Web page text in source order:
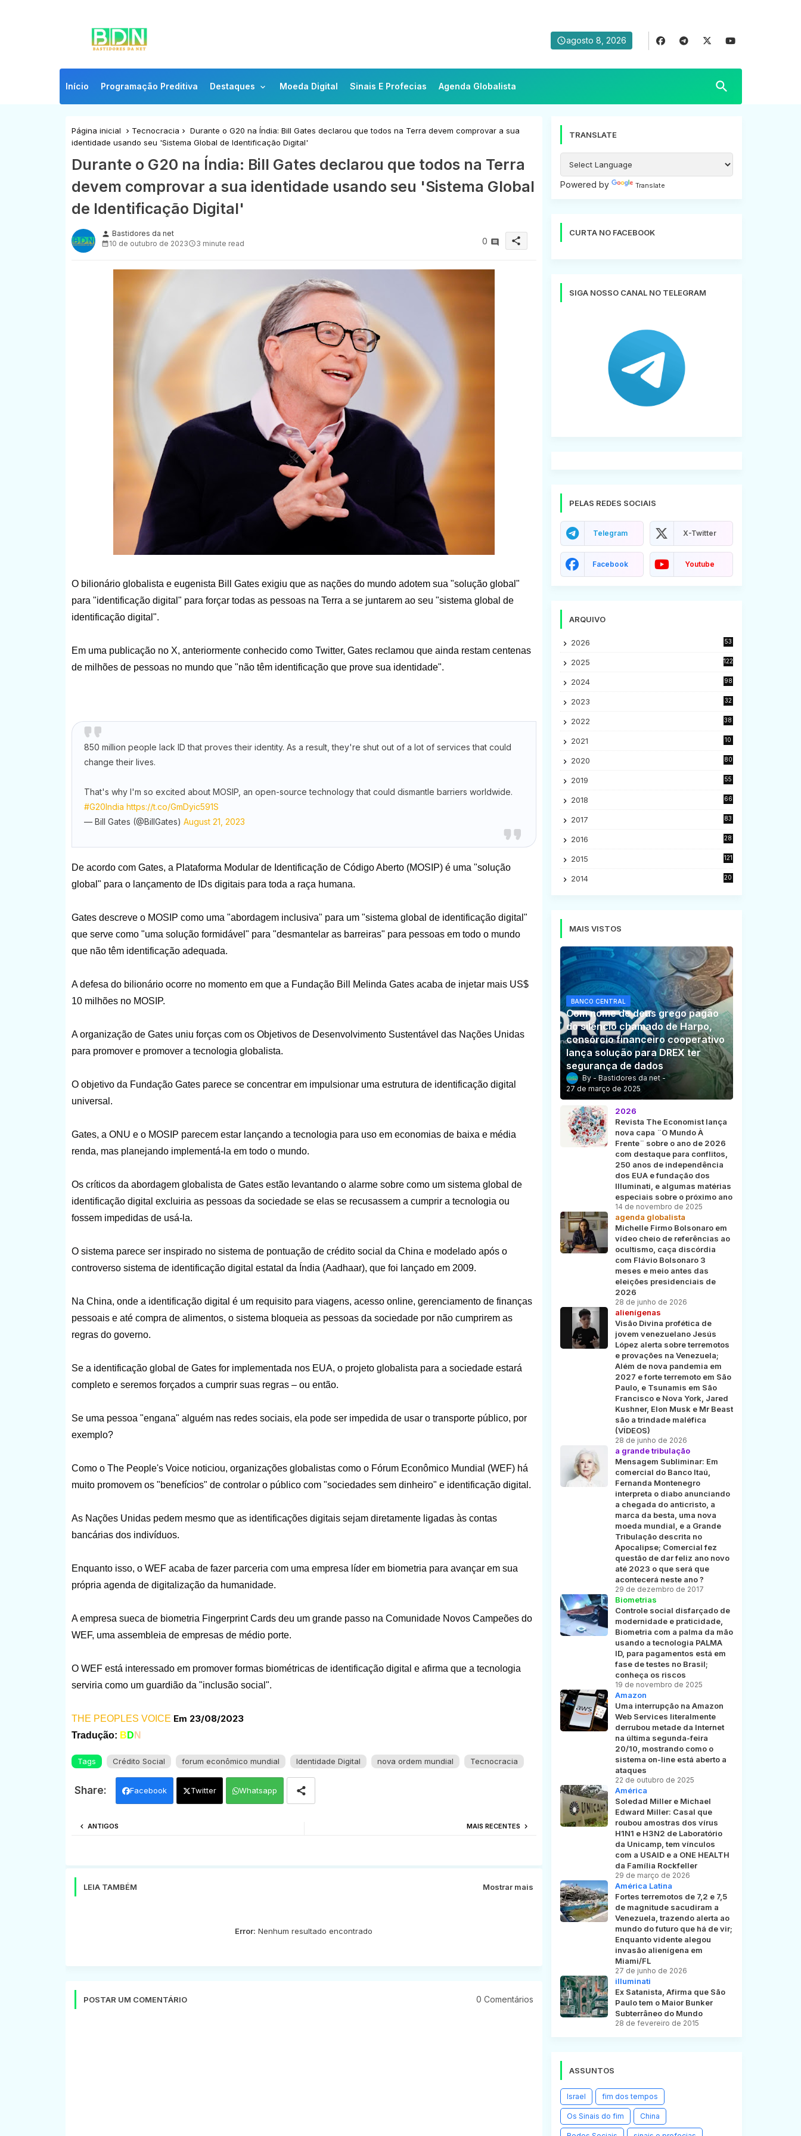
agosto 8, 2026
Início Programação Preditiva Destaques Moeda Digital Sinais E Profecias Agenda Globalista
Página inicial Tecnocracia
Durante o G20 na Índia: Bill Gates declarou que todos na Terra devem comprovar a sua
identidade usando seu 'Sistema Global de Identificação Digital'
Durante o G20 na Índia: Bill Gates declarou que todos na Terra
devem comprovar a sua identidade usando seu 'Sistema Global
de Identificação Digital'
person Bastidores da net
10 de outubro de 2023
3 minute read 0 share
O bilionário globalista e eugenista Bill Gates exigiu que as nações do mundo adotem sua "solução global"
para "identificação digital" para forçar todas as pessoas na Terra a se juntarem ao seu "sistema global de
identificação digital".
Em uma publicação no X, anteriormente conhecido como Twitter, Gates reclamou que ainda restam centenas
de milhões de pessoas no mundo que "não têm identificação que prove sua identidade".
850 million people lack ID that proves their identity. As a result, they're shut out of a lot of services that could
change their lives.
That's why I'm so excited about MOSIP, an open-source technology that could dismantle barriers worldwide.
#G20India https://t.co/GmDyic591S
— Bill Gates (@BillGates) August 21, 2023
De acordo com Gates, a Plataforma Modular de Identificação de Código Aberto (MOSIP) é uma "solução
global" para o lançamento de IDs digitais para toda a raça humana.
Gates descreve o MOSIP como uma "abordagem inclusiva" para um "sistema global de identificação digital"
que serve como "uma solução formidável" para "desmantelar as barreiras" para pessoas em todo o mundo
que não têm identificação adequada.
A defesa do bilionário ocorre no momento em que a Fundação Bill Melinda Gates acaba de injetar mais US$
10 milhões no MOSIP.
A organização de Gates uniu forças com os Objetivos de Desenvolvimento Sustentável das Nações Unidas
para promover e promover a tecnologia globalista.
O objetivo da Fundação Gates parece se concentrar em impulsionar uma estrutura de identificação digital
universal.
Gates, a ONU e o MOSIP parecem estar lançando a tecnologia para uso em economias de baixa e média
renda, mas planejando implementá-la em todo o mundo.
Os críticos da abordagem globalista de Gates estão levantando o alarme sobre como um sistema global de
identificação digital excluiria as pessoas da sociedade se elas se recusassem a cumprir a tecnologia ou
fossem impedidas de usá-la.
O sistema parece ser inspirado no sistema de pontuação de crédito social da China e modelado após o
controverso sistema de identificação digital estatal da Índia (Aadhaar), que foi lançado em 2009.
Na China, onde a identificação digital é um requisito para viagens, acesso online, gerenciamento de finanças
pessoais e até compra de alimentos, o sistema bloqueia as pessoas da sociedade por não cumprirem as
regras do governo.
Se a identificação global de Gates for implementada nos EUA, o projeto globalista para a sociedade estará
completo e seremos forçados a cumprir suas regras – ou então.
Se uma pessoa "engana" alguém nas redes sociais, ela pode ser impedida de usar o transporte público, por
exemplo?
Como o The People's Voice noticiou, organizações globalistas como o Fórum Econômico Mundial (WEF) há
muito promovem os "benefícios" de controlar o público com "sociedades sem dinheiro" e identificação digital.
As Nações Unidas pedem mesmo que as identificações digitais sejam diretamente ligadas às contas
bancárias dos indivíduos.
Enquanto isso, o WEF acaba de fazer parceria com uma empresa líder em biometria para avançar em sua
própria agenda de digitalização da humanidade.
A empresa sueca de biometria Fingerprint Cards deu um grande passo na Comunidade Novos Campeões do
WEF, uma assembleia de empresas de médio porte.
O WEF está interessado em promover formas biométricas de identificação digital e afirma que a tecnologia
serviria como um guardião da "inclusão social".
THE PEOPLES VOICE Em 23/08/2023
Tradução: B D N
Tags Crédito Social forum econômico mundial Identidade Digital nova ordem mundial Tecnocracia
Facebook Twitter Whatsapp
MAIS RECENTES
ANTIGOS
LEIA TAMBÉM Mostrar mais
Error: Nenhum resultado encontrado
POSTAR UM COMENTÁRIO 0 Comentários
TRANSLATE
Powered by Translate
CURTA NO FACEBOOK
SIGA NOSSO CANAL NO TELEGRAM
PELAS REDES SOCIAIS
Telegram X-Twitter
Facebook Youtube
ARQUIVO
2026 53
2025 122
2024 98
2023
32
2022
38
2021
10
2020
80
2019
55
2018
66
2017
83
2016
28
2015
121
2014
20
MAIS VISTOS
BANCO CENTRAL
Com nome de deus grego pagão
do silêncio chamado de Harpo,
consórcio financeiro cooperativo
lança solução para DREX ter
segurança de dados
Bastidores da net
27 de março de 2025
2026
Revista The Economist lança
nova capa ¨O Mundo À
Frente¨ sobre o ano de 2026
com destaque para conflitos,
250 anos de independência
dos EUA e fundação dos
Illuminati, e algumas matérias
especiais sobre o próximo ano
14 de novembro de 2025
agenda globalista
Michelle Firmo Bolsonaro em
vídeo cheio de referências ao
ocultismo, caça discórdia
com Flávio Bolsonaro 3
meses e meio antes das
eleições presidenciais de
2026
28 de junho de 2026
alienígenas
Visão Divina profética de
jovem venezuelano Jesús
López alerta sobre terremotos
e provações na Venezuela;
Além de nova pandemia em
2027 e forte terremoto em São
Paulo, e Tsunamis em São
Francisco e Nova York, Jared
Kushner, Elon Musk e Mr Beast
são a trindade maléfica
(VÍDEOS)
28 de junho de 2026
a grande tribulação
Mensagem Subliminar: Em
comercial do Banco Itaú,
Fernanda Montenegro
interpreta o diabo anunciando
a chegada do anticristo, a
marca da besta, uma nova
moeda mundial, e a Grande
Tribulação descrita no
Apocalipse; Comercial fez
questão de dar feliz ano novo
até 2023 o que será que
acontecerá neste ano ?
29 de dezembro de 2017
Biometrias
Controle social disfarçado de
modernidade e praticidade,
Biometria com a palma da mão
usando a tecnologia PALMA
ID, para pagamentos está em
fase de testes no Brasil;
conheça os riscos
19 de novembro de 2025
Amazon
Uma interrupção na Amazon
Web Services literalmente
derrubou metade da Internet
na última segunda-feira
20/10, mostrando como o
sistema on-line está aberto a
ataques
22 de outubro de 2025
América
Soledad Miller e Michael
Edward Miller: Casal que
roubou amostras dos vírus
H1N1 e H3N2 de Laboratório
da Unicamp, tem vínculos
com a USAID e a ONE HEALTH
da Família Rockfeller
29 de março de 2026
América Latina
Fortes terremotos de 7,2 e 7,5
de magnitude sacudiram a
Venezuela, trazendo alerta ao
mundo do futuro que há de vir;
Enquanto vidente alegou
invasão alienígena em
Miami/FL
27 de junho de 2026
illuminati
Ex Satanista, Afirma que São
Paulo tem o Maior Bunker
Subterrâneo do Mundo
28 de fevereiro de 2015
ASSUNTOS
Israel fim dos tempos
Os Sinais do fim China